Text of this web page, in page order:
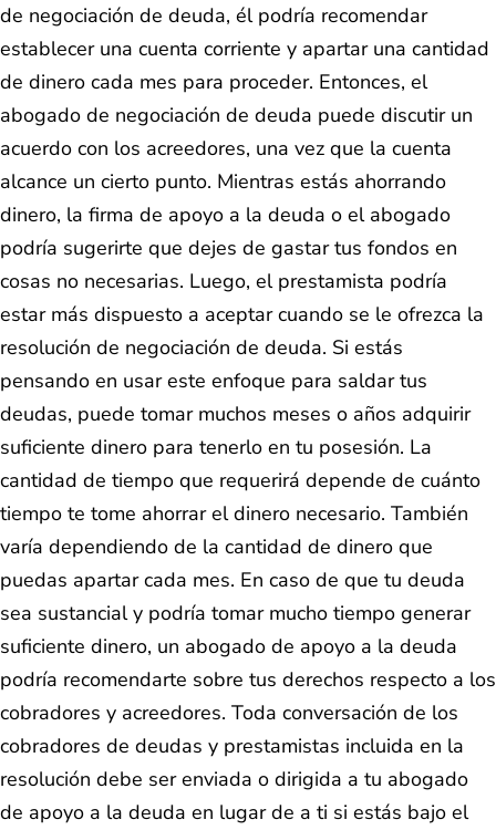
de negociación de deuda, él podría recomendar
establecer una cuenta corriente y apartar una cantidad
de dinero cada mes para proceder. Entonces, el
abogado de negociación de deuda puede discutir un
acuerdo con los acreedores, una vez que la cuenta
alcance un cierto punto. Mientras estás ahorrando
dinero, la firma de apoyo a la deuda o el abogado
podría sugerirte que dejes de gastar tus fondos en
cosas no necesarias. Luego, el prestamista podría
estar más dispuesto a aceptar cuando se le ofrezca la
resolución de negociación de deuda. Si estás
pensando en usar este enfoque para saldar tus
deudas, puede tomar muchos meses o años adquirir
suficiente dinero para tenerlo en tu posesión. La
cantidad de tiempo que requerirá depende de cuánto
tiempo te tome ahorrar el dinero necesario. También
varía dependiendo de la cantidad de dinero que
puedas apartar cada mes. En caso de que tu deuda
sea sustancial y podría tomar mucho tiempo generar
suficiente dinero, un abogado de apoyo a la deuda
podría recomendarte sobre tus derechos respecto a los
cobradores y acreedores. Toda conversación de los
cobradores de deudas y prestamistas incluida en la
resolución debe ser enviada o dirigida a tu abogado
de apoyo a la deuda en lugar de a ti si estás bajo el